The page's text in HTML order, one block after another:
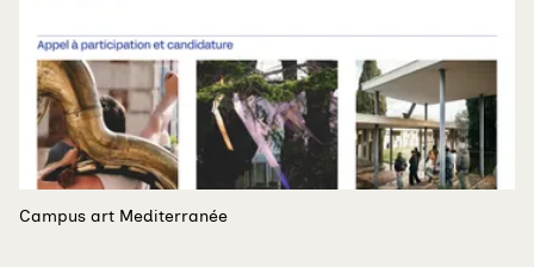
Campus art Mediterranée